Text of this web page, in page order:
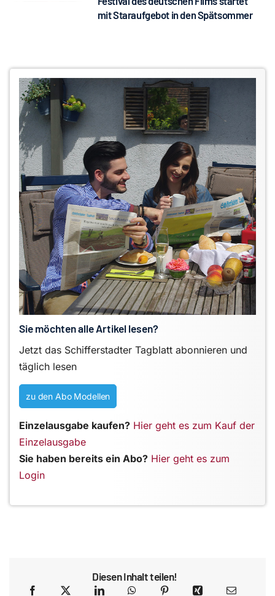
mit Staraufgebot in den Spätsommer
Sie möchten alle Artikel lesen?
Jetzt das Schifferstadter Tagblatt abonnieren und
täglich lesen
zu den Abo Modellen
Einzelausgabe kaufen? Hier geht es zum Kauf der
Einzelausgabe
Sie haben bereits ein Abo? Hier geht es zum
Login
Diesen Inhalt teilen!